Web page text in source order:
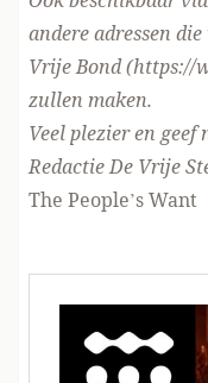
andere adressen
Vrije Bond (https://
zullen maken.
Veel plezier en
Redactie De Vrije
The People’s Want